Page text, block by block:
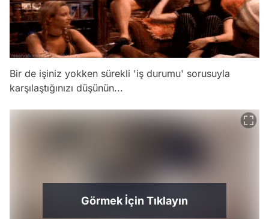
Bir de işiniz yokken sürekli 'iş durumu' sorusuyla
karşılaştığınızı düşünün...
Görmek İçin Tıklayın